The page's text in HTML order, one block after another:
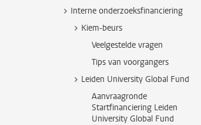
Interne onderzoeksfinanciering
Kiem-beurs
Veelgestelde vragen
Tips van voorgangers
Leiden University Global Fund
Aanvraagronde
Startfinanciering Leiden
University Global Fund